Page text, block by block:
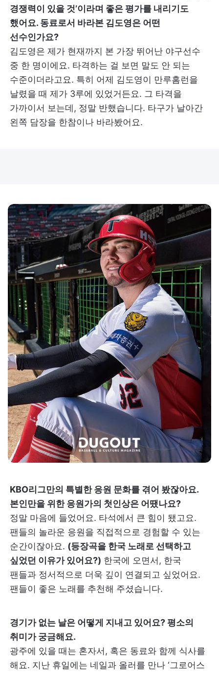
경쟁력이 있을 것’이라며 좋은 평가를 내리기도
했어요. 동료로서 바라본 김도영은 어떤
선수인가요?
김도영은 제가 현재까지 본 가장 뛰어난 야구선수
중 한 명이에요. 타격하는 걸 보면 말도 안 되는
수준이더라고요. 특히 어제 김도영이 만루홈런을
날렸을 때 제가 3루에 있었거든요. 그 타격을
가까이서 보는데, 정말 반했습니다. 타구가 날아간
왼쪽 담장을 한참이나 바라봤어요.
KBO리그만의 특별한 응원 문화를 겪어 봤잖아요.
본인만을 위한 응원가의 첫인상은 어땠나요?
정말 마음에 들었어요. 타석에서 큰 힘이 됐고요.
팬들의 놀라운 응원을 직접적으로 경험할 수 있는
순간이잖아요. (등장곡을 한국 노래로 선택하고
싶었던 이유가 있어요?) 한국에 오면서, 한국
팬들과 정서적으로 더욱 깊이 연결되고 싶었어요.
팬들이 좋은 노래를 추천해 주셨습니다.
경기가 없는 날은 어떻게 지내고 있어요? 평소의
취미가 궁금해요.
광주에 있을 때는 혼자서, 혹은 동료와 함께 식사를
해요. 지난 휴일에는 네일과 올러를 만나 ‘그로어스